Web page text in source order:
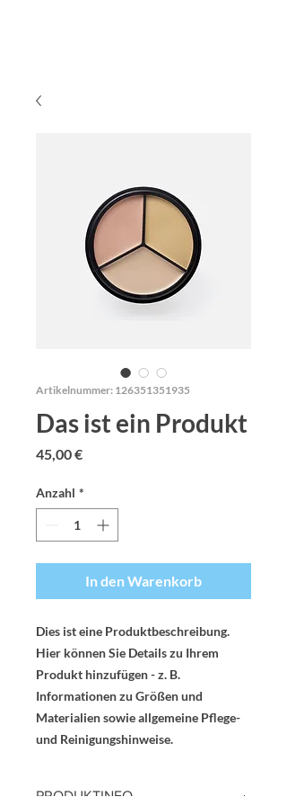
Artikelnummer: 126351351935
Das ist ein Produkt
45,00 €Preis
Anzahl *
In den Warenkorb
Dies ist eine Produktbeschreibung.
Hier können Sie Details zu Ihrem
Produkt hinzufügen - z. B.
Informationen zu Größen und
Materialien sowie allgemeine Pflege-
und Reinigungshinweise.
PRODUKTINFO